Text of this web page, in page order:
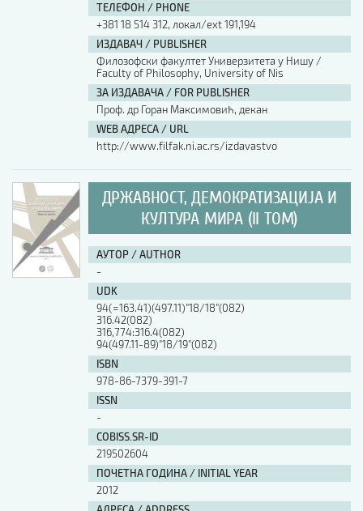
ТЕЛЕФОН / PHONE
+381 18 514 312, локал/ext 191,194
ИЗДАВАЧ / PUBLISHER
Филозофски факултет Универзитета у Нишу /
Faculty of Philosophy, University of Nis
ЗА ИЗДАВАЧА / FOR PUBLISHER
Проф. др Горан Максимовић, декан
WEB АДРЕСА / URL
http://www.filfak.ni.ac.rs/izdavastvo
ДРЖАВНОСТ, ДЕМОКРАТИЗАЦИЈА И
КУЛТУРА МИРА (II ТОМ)
АУТОР / AUTHOR
-
UDK
94(=163.41)(497.11)"18/18"(082)
316.42(082)
316,774:316.4(082)
94(497.11-89)"18/19"(082)
ISBN
978-86-7379-391-7
ISSN
-
COBISS.SR-ID
219502604
ПОЧЕТНА ГОДИНА / INITIAL YEAR
2012